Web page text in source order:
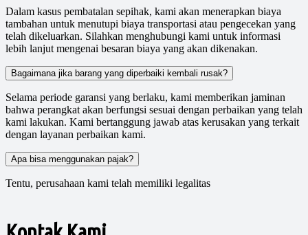
Dalam kasus pembatalan sepihak, kami akan menerapkan biaya
tambahan untuk menutupi biaya transportasi atau pengecekan yang
telah dikeluarkan. Silahkan menghubungi kami untuk informasi
lebih lanjut mengenai besaran biaya yang akan dikenakan.
Bagaimana jika barang yang diperbaiki kembali rusak?
Selama periode garansi yang berlaku, kami memberikan jaminan
bahwa perangkat akan berfungsi sesuai dengan perbaikan yang telah
kami lakukan. Kami bertanggung jawab atas kerusakan yang terkait
dengan layanan perbaikan kami.
Apa bisa menggunakan pajak?
Tentu, perusahaan kami telah memiliki legalitas